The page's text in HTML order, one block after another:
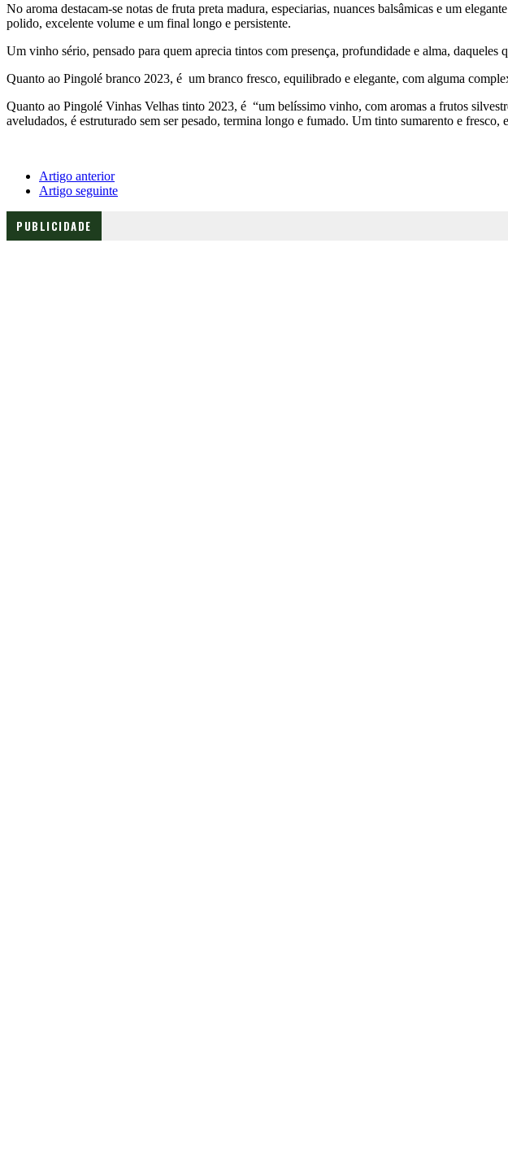
No aroma destacam-se notas de fruta preta madura, especiarias, nuances balsâmicas e um
polido, excelente volume e um final longo e persistente.
Um vinho sério, pensado para quem aprecia tintos com presença, profundidade e alma, daqueles
Quanto ao Pingolé branco 2023, é um branco fresco, equilibrado e elegante, com alguma
Quanto ao Pingolé Vinhas Velhas tinto 2023, é “um belíssimo vinho, com aromas a frutos
aveludados, é estruturado sem ser pesado, termina longo e fumado. Um tinto sumarento e fresco,
Artigo anterior
Artigo seguinte
PUBLICIDADE